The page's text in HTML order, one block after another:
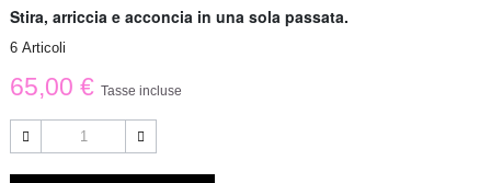
Stira, arriccia e acconcia in una sola passata.
6 Articoli
65,00 € Tasse incluse